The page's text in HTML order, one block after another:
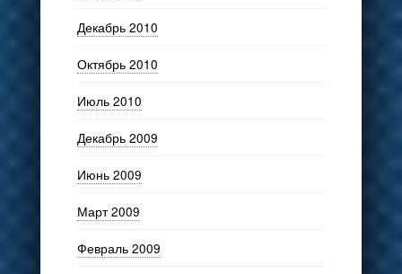
Декабрь 2010
Октябрь 2010
Июль 2010
Декабрь 2009
Июнь 2009
Март 2009
Февраль 2009